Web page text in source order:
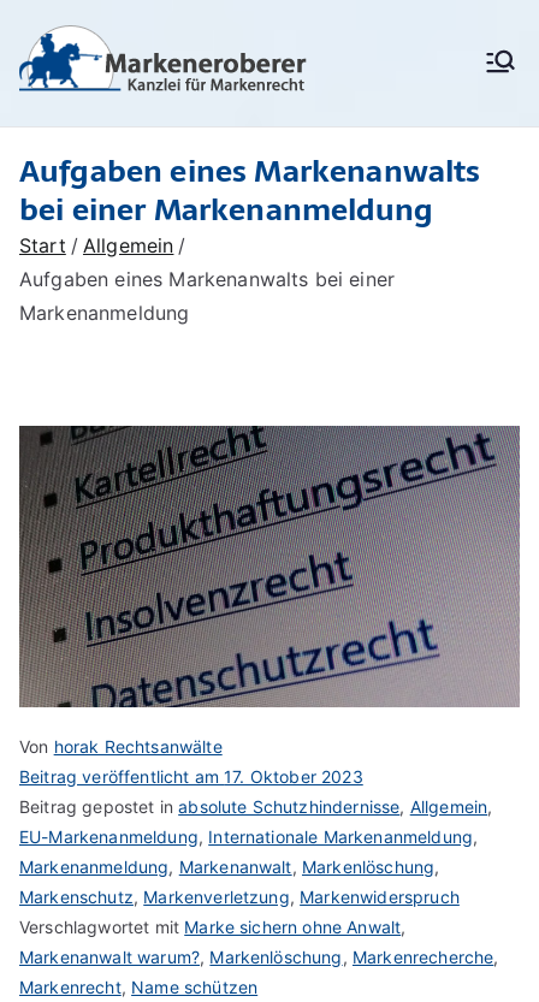
Inhalt
springen
Markenanm
eldung,
Markenschu
tz,
t:
Markenrecht,
Markenschutz,
Unionsmarken (EU-
Marken) und IR-Marken
Markenverletzung,
Widerspruchsverfahren,
Aufgaben eines Markenanwalts
bei einer Markenanmeldung
Start
Allgemein
Aufgaben eines Markenanwalts bei einer
Markenanmeldung
Von horak Rechtsanwälte
Beitrag veröffentlicht am17. Oktober 2023
Beitrag gepostet inabsolute Schutzhindernisse, Allgemein,
EU-Markenanmeldung, Internationale Markenanmeldung,
Markenanmeldung, Markenanwalt, Markenlöschung,
Markenschutz, Markenverletzung, Markenwiderspruch
Verschlagwortet mit Marke sichern ohne Anwalt,
Markenanwalt warum?, Markenlöschung, Markenrecherche,
Markenrecht, Name schützen